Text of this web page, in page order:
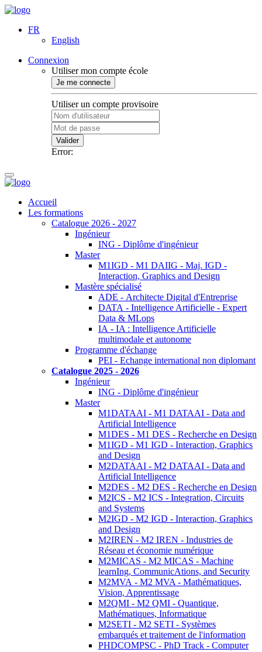
FR
English
Connexion
Utiliser mon compte école
Je me connecte
Utiliser un compte provisoire
Valider
Error:
Accueil
Les formations
Catalogue 2026 - 2027
Ingénieur
ING - Diplôme d'ingénieur
Master
M1IGD - M1 DAIIG - Maj. IGD -
Interaction, Graphics and Design
Mastère spécialisé
ADE - Architecte Digital d'Entreprise
DATA - Intelligence Artificielle - Expert
Data & MLops
IA - IA : Intelligence Artificielle
multimodale et autonome
Programme d'échange
PEI - Echange international non diplomant
Catalogue 2025 - 2026
Ingénieur
ING - Diplôme d'ingénieur
Master
M1DATAAI - M1 DATAAI - Data and
Artificial Intelligence
M1DES - M1 DES - Recherche en Design
M1IGD - M1 IGD - Interaction, Graphics
and Design
M2DATAAI - M2 DATAAI - Data and
Artificial Intelligence
M2DES - M2 DES - Recherche en Design
M2ICS - M2 ICS - Integration, Circuits
and Systems
M2IGD - M2 IGD - Interaction, Graphics
and Design
M2IREN - M2 IREN - Industries de
Réseau et économie numérique
M2MICAS - M2 MICAS - Machine
learnIng, CommunicAtions, and Security
M2MVA - M2 MVA - Mathématiques,
Vision, Apprentissage
M2QMI - M2 QMI - Quantique,
Mathématiques, Informatique
M2SETI - M2 SETI - Systèmes
embarqués et traitement de l'information
PHDCOMPSC - PhD Track - Computer